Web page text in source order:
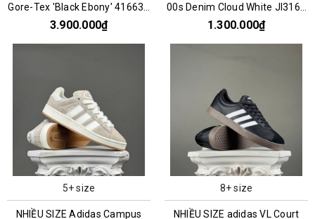
Gore-Tex 'Black Ebony' 416635
016159
3.900.000₫
00s Denim Cloud White JI3163
045993
1.300.000₫
5+ size
NHIỀU SIZE Adidas Campus
8+ size
NHIỀU SIZE adidas VL Court